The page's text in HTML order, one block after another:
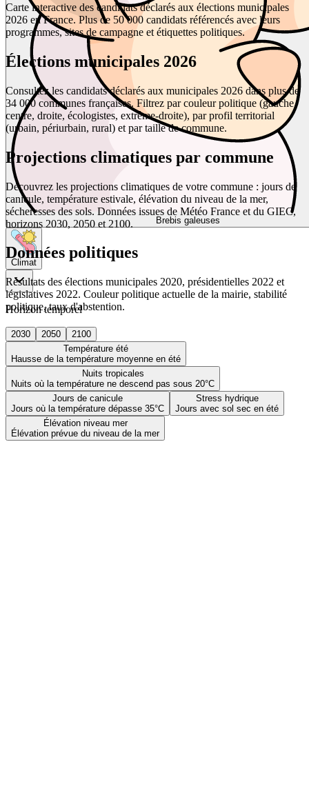
Brebis galeuses
Climat
Horizon temporel
2030 2050
2100
Température été
Hausse de la température moyenne en été
Nuits tropicales
Nuits où la température ne descend pas sous 20°C
Jours de canicule
Jours où la température dépasse 35°C
Stress hydrique
Jours avec sol sec en été
Élévation niveau mer
Élévation prévue du niveau de la mer
Carte interactive des candidats déclarés aux élections municipales
2026 en France. Plus de 50 000 candidats référencés avec leurs
programmes, sites de campagne et étiquettes politiques.
Élections municipales 2026
Consultez les candidats déclarés aux municipales 2026 dans plus de
34 000 communes françaises. Filtrez par couleur politique (gauche,
centre, droite, écologistes, extrême-droite), par profil territorial
(urbain, périurbain, rural) et par taille de commune.
Projections climatiques par commune
Découvrez les projections climatiques de votre commune : jours de
canicule, température estivale, élévation du niveau de la mer,
sécheresses des sols. Données issues de Météo France et du GIEC,
horizons 2030, 2050 et 2100.
Données politiques
Résultats des élections municipales 2020, présidentielles 2022 et
législatives 2022. Couleur politique actuelle de la mairie, stabilité
politique, taux d'abstention.